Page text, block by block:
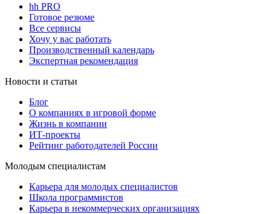
hh PRO
Готовое резюме
Все сервисы
Хочу у вас работать
Производственный календарь
Экспертная рекомендация
Новости и статьи
Блог
О компаниях в игровой форме
Жизнь в компании
ИТ-проекты
Рейтинг работодателей России
Молодым специалистам
Карьера для молодых специалистов
Школа программистов
Карьера в некоммерческих организациях